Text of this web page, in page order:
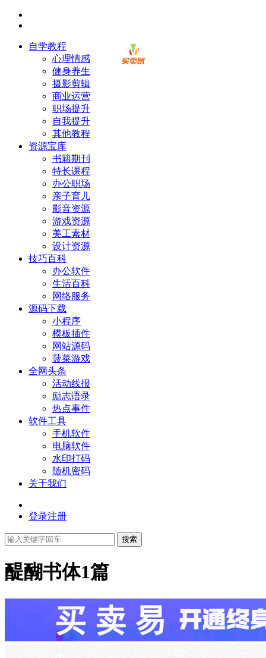
自学教程
心理情感
健身养生
摄影剪辑
商业运营
职场提升
自我提升
其他教程
资源宝库
书籍期刊
特长课程
办公职场
亲子育儿
影音资源
游戏资源
美工素材
设计资源
技巧百科
办公软件
生活百科
网络服务
源码下载
小程序
模板插件
网站源码
菠菜游戏
全网头条
活动线报
励志语录
热点事件
软件工具
手机软件
电脑软件
水印打码
随机密码
关于我们
登录注册
搜索
醍醐书体1篇